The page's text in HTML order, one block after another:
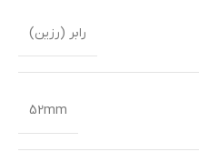
رابر (رزین)
52mm